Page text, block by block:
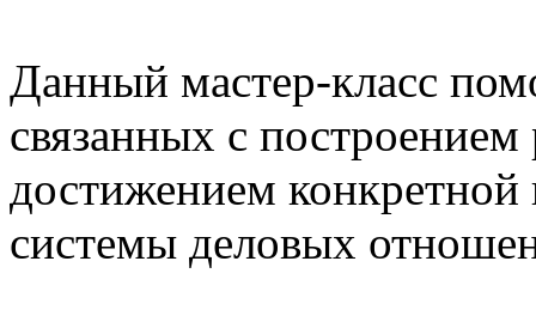
Данный мастер-класс
связанных с построением
достижением конкретной
системы деловых